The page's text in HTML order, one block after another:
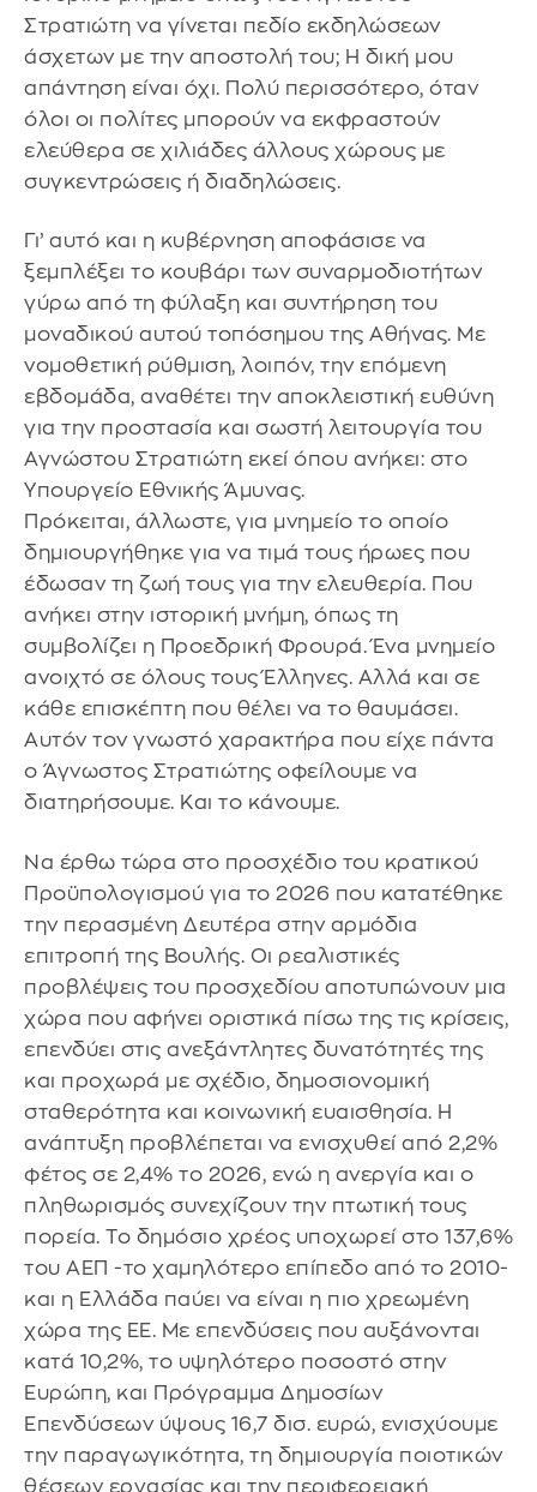
Στρατιώτη να γίνεται πεδίο εκδηλώσεων
άσχετων με την αποστολή του; Η δική μου
απάντηση είναι όχι. Πολύ περισσότερο, όταν
όλοι οι πολίτες μπορούν να εκφραστούν
ελεύθερα σε χιλιάδες άλλους χώρους με
συγκεντρώσεις ή διαδηλώσεις.
Γι’ αυτό και η κυβέρνηση αποφάσισε να
ξεμπλέξει το κουβάρι των συναρμοδιοτήτων
γύρω από τη φύλαξη και συντήρηση του
μοναδικού αυτού τοπόσημου της Αθήνας. Με
νομοθετική ρύθμιση, λοιπόν, την επόμενη
εβδομάδα, αναθέτει την αποκλειστική ευθύνη
για την προστασία και σωστή λειτουργία του
Αγνώστου Στρατιώτη εκεί όπου ανήκει: στο
Υπουργείο Εθνικής Άμυνας.
Πρόκειται, άλλωστε, για μνημείο το οποίο
δημιουργήθηκε για να τιμά τους ήρωες που
έδωσαν τη ζωή τους για την ελευθερία. Που
ανήκει στην ιστορική μνήμη, όπως τη
συμβολίζει η Προεδρική Φρουρά. Ένα μνημείο
ανοιχτό σε όλους τους Έλληνες. Αλλά και σε
κάθε επισκέπτη που θέλει να το θαυμάσει.
Αυτόν τον γνωστό χαρακτήρα που είχε πάντα
ο Άγνωστος Στρατιώτης οφείλουμε να
διατηρήσουμε. Και το κάνουμε.
Να έρθω τώρα στο προσχέδιο του κρατικού
Προϋπολογισμού για το 2026 που κατατέθηκε
την περασμένη Δευτέρα στην αρμόδια
επιτροπή της Βουλής. Οι ρεαλιστικές
προβλέψεις του προσχεδίου αποτυπώνουν μια
χώρα που αφήνει οριστικά πίσω της τις κρίσεις,
επενδύει στις ανεξάντλητες δυνατότητές της
και προχωρά με σχέδιο, δημοσιονομική
σταθερότητα και κοινωνική ευαισθησία. Η
ανάπτυξη προβλέπεται να ενισχυθεί από 2,2%
φέτος σε 2,4% το 2026, ενώ η ανεργία και ο
πληθωρισμός συνεχίζουν την πτωτική τους
πορεία. Το δημόσιο χρέος υποχωρεί στο 137,6%
του ΑΕΠ -το χαμηλότερο επίπεδο από το 2010-
και η Ελλάδα παύει να είναι η πιο χρεωμένη
χώρα της ΕΕ. Με επενδύσεις που αυξάνονται
κατά 10,2%, το υψηλότερο ποσοστό στην
Ευρώπη, και Πρόγραμμα Δημοσίων
Επενδύσεων ύψους 16,7 δισ. ευρώ, ενισχύουμε
την παραγωγικότητα, τη δημιουργία ποιοτικών
θέσεων εργασίας και την περιφερειακή